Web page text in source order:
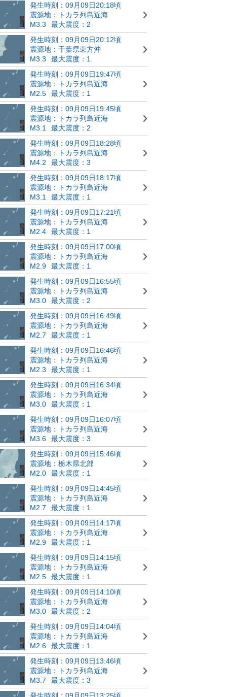
発生時刻：09月09日20:18頃
震源地：トカラ列島近海
M3.3
最大震度：2
発生時刻：09月09日20:12頃
震源地：千葉県東方沖
M3.3
最大震度：1
発生時刻：09月09日19:47頃
震源地：トカラ列島近海
M2.5
最大震度：1
発生時刻：09月09日19:45頃
震源地：トカラ列島近海
M3.1
最大震度：2
発生時刻：09月09日18:28頃
震源地：トカラ列島近海
M4.2
最大震度：3
発生時刻：09月09日18:17頃
震源地：トカラ列島近海
M3.1
最大震度：1
発生時刻：09月09日17:21頃
震源地：トカラ列島近海
M2.4
最大震度：1
発生時刻：09月09日17:00頃
震源地：トカラ列島近海
M2.9
最大震度：1
発生時刻：09月09日16:55頃
震源地：トカラ列島近海
M3.0
最大震度：2
発生時刻：09月09日16:49頃
震源地：トカラ列島近海
M2.7
最大震度：1
発生時刻：09月09日16:46頃
震源地：トカラ列島近海
M2.3
最大震度：1
発生時刻：09月09日16:34頃
震源地：トカラ列島近海
M3.0
最大震度：1
発生時刻：09月09日16:07頃
震源地：トカラ列島近海
M3.6
最大震度：3
発生時刻：09月09日15:46頃
震源地：栃木県北部
M2.0
最大震度：1
発生時刻：09月09日14:45頃
震源地：トカラ列島近海
M2.7
最大震度：1
発生時刻：09月09日14:17頃
震源地：トカラ列島近海
M2.9
最大震度：1
発生時刻：09月09日14:15頃
震源地：トカラ列島近海
M2.5
最大震度：1
発生時刻：09月09日14:10頃
震源地：トカラ列島近海
M3.0
最大震度：2
発生時刻：09月09日14:04頃
震源地：トカラ列島近海
M2.6
最大震度：1
発生時刻：09月09日13:46頃
震源地：トカラ列島近海
M3.7
最大震度：3
発生時刻：09月09日13:25頃